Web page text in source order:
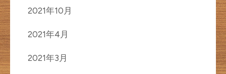
2021年10月
2021年4月
2021年3月